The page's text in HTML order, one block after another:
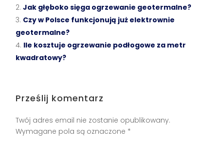
Jak głęboko sięga ogrzewanie geotermalne?
Czy w Polsce funkcjonują już elektrownie
geotermalne?
Ile kosztuje ogrzewanie podłogowe za metr
kwadratowy?
Prześlij komentarz
Twój adres email nie zostanie opublikowany.
Wymagane pola są oznaczone *